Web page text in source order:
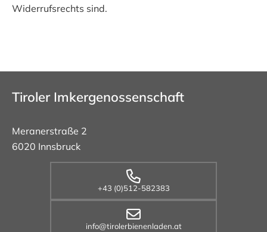
Widerrufsrechts sind.
Tiroler Imkergenossenschaft
Meranerstraße 2
6020 Innsbruck
+43 (0)512-582383
info@tirolerbienenladen.at